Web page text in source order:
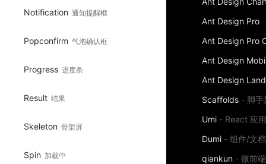
Notification 通知提醒框
Popconfirm 气泡确认框
Progress 进度条
Result 结果
Skeleton 骨架屏
Spin 加载中
Ant Design Pro
Ant Design Pro
Ant Design
Ant Design
Scaffolds - 脚手
Umi - React 应
Dumi - 组件/文
qiankun - 微前